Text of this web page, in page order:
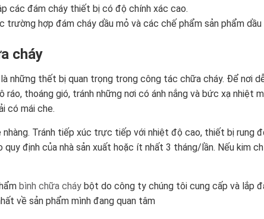
các đám cháy thiết bị có độ chính xác cao.
trường hợp đám cháy dầu mỏ và các chế phẩm sản phẩm dầu
cháy
những thết bị quan trọng trong công tác chữa cháy. Để nơi
thoáng gió, tránh những nơi có ánh nắng và bức xạ nhiệt
có mái che.
nhàng. Tránh tiếp xúc trực tiếp với nhiệt độ cao, thiết bị rung
định của nhà sản xuất hoặc ít nhất 3 tháng/lần. Nếu kim
bình chữa cháybột do công ty chúng tôi cung cấp và lắp
về sản phẩm mình đang quan tâm